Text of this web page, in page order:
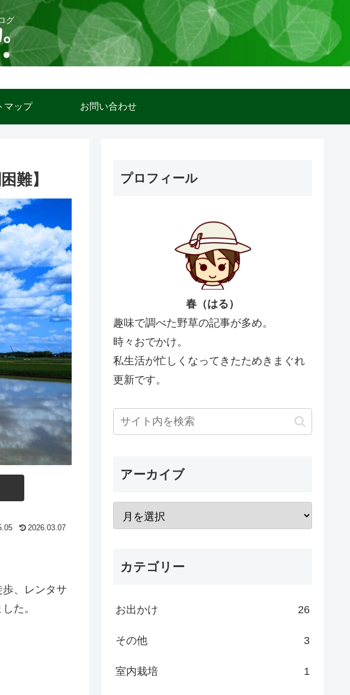
グ
マップ お問い合わせ
難】
2026.03.07
、レンタサ
た。
プロフィール
春（はる）
趣味で調べた野草の記事が多め。
時々おでかけ。
私生活が忙しくなってきたためきまぐれ
更新です。
アーカイブ
カテゴリー
お出かけ 26
その他 3
室内栽培 1